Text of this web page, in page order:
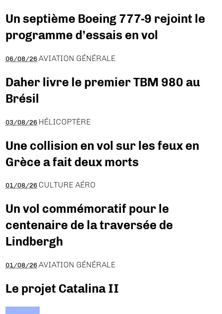
Un septième Boeing 777-9 rejoint le
programme d’essais en vol
06/08/26 AVIATION GÉNÉRALE
Daher livre le premier TBM 980 au
Brésil
03/08/26 HÉLICOPTÈRE
Une collision en vol sur les feux en
Grèce a fait deux morts
01/08/26 CULTURE AÉRO
Un vol commémoratif pour le
centenaire de la traversée de
Lindbergh
01/08/26 AVIATION GÉNÉRALE
Le projet Catalina II